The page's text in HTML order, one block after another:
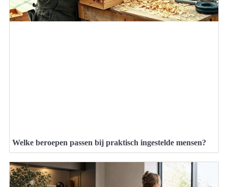
Welke beroepen passen bij praktisch ingestelde mensen?